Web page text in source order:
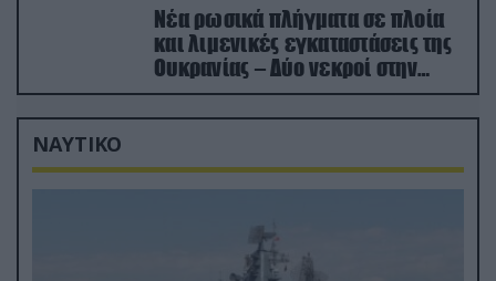
Νέα ρωσικά πλήγματα σε πλοία
και λιμενικές εγκαταστάσεις της
Ουκρανίας – Δύο νεκροί στην
Κριμαία
ΝΑΥΤΙΚΟ